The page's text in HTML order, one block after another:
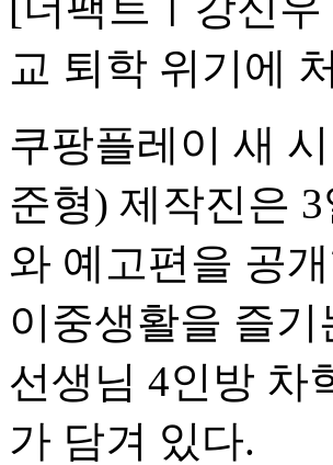
교 퇴학 위기에
쿠팡플레이 새
준형) 제작진은
와 예고편을 공
이중생활을 즐
선생님 4인방 차
가 담겨 있다.